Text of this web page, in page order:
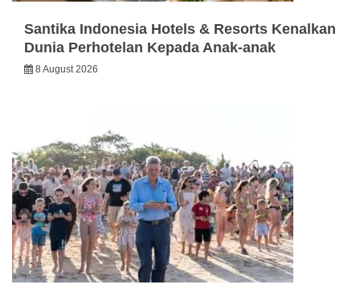
Santika Indonesia Hotels & Resorts Kenalkan
Dunia Perhotelan Kepada Anak-anak
8 August 2026